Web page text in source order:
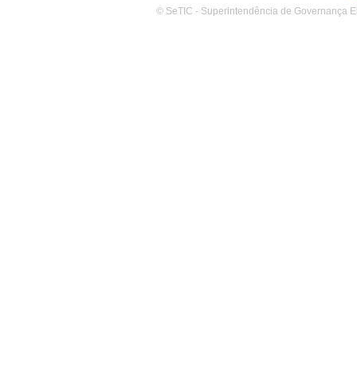
© SeTIC - Superintendência de Governança